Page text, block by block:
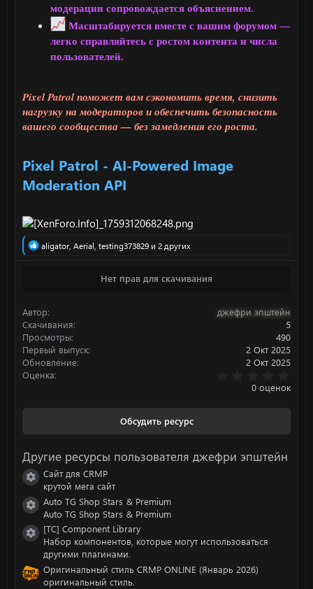
модерации сопровождается объяснением.
Масштабируется вместе с вашим форумом —
легко справляйтесь с ростом контента и числа
пользователей.
Pixel Patrol поможет вам сэкономить время, снизить
нагрузку на модераторов и обеспечить безопасность
вашего сообщества — без замедления его роста.
Pixel Patrol - AI-Powered Image
Moderation API
Р
и
:
aligator, Aerial, testing373829 и 2 других
Нет прав для скачивания
Автор
джефри эпштейн
Скачивания
5
Просмотры
490
Первый выпуск
2 Окт 2025
Обновление
2 Окт 2025
Оценка
.
0
0 оценок
Обсудить ресурс
Другие ресурсы пользователя джефри эпштейн
Иконка ресурса
Сайт для CRMP
крутой мега сайт
Иконка ресурса
Auto TG Shop Stars & Premium
Auto TG Shop Stars & Premium
Иконка ресурса
[TC] Component Library
Набор компонентов, которые могут использоваться
другими плагинами.
Оригинальный стиль CRMP ONLINE (Январь 2026)
оригинальный стиль.